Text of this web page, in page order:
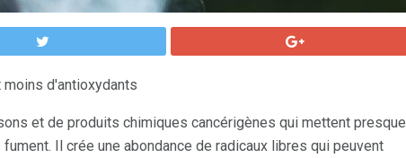
d'antioxydants
et de produits chimiques cancérigènes qui mettent presque
Il crée une abondance de radicaux libres qui peuvent